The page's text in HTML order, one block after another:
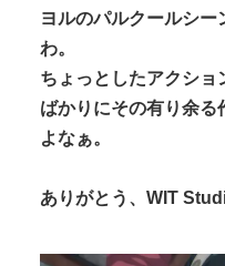
ヨルのパルクールシ
わ。
ちょっとしたアクショ
ばかりにその有り余る
よなぁ。
ありがとう、WIT